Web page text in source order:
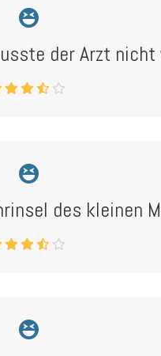
der Arzt nicht
des kleinen